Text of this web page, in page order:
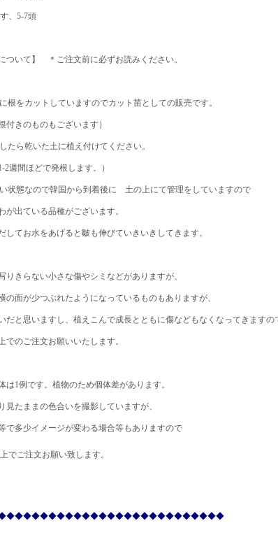
、5-7頭
について】 ＊ご注文前に必ずお読みください。
根をカットしていますのでカット苗としての販売です。
付きのものもございます）
たら乾いた土に植え付けてください。
間ほどで発根します。）
状態なので韓国から到着後に 土の上にて管理をしていますので
が出ている品種がございます。
してお水をあげると皺も伸びていきいきしてきます。
りきらない小さな傷やシミなどがありますが、
の面が少つぶれたようになっているものもありますが、
だと思いますし、植えこんで成長とともに傷などもなくなってきますの
でのご注文お願いいたします。
は1例です。植物のため個体差があります。
見たままの色合いを撮影していますが、
で多少イメージが変わる場合等もありますので
でご注文お願い致します。